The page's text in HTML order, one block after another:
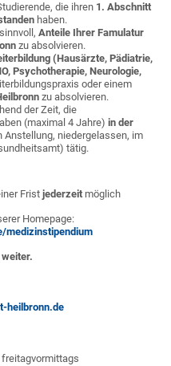
die ihren 1. Abschnitt
haben.
Anteile Ihrer Famulatur
zu absolvieren.
(Hausärzte, Pädiatrie,
Psychotherapie, Neurologie,
oder einem
zu absolvieren.
der Zeit, die
(maximal 4 Jahre)in der
Anstellung, niedergelassen, im
tätig.
Fristjederzeit möglich
Homepage:
medizinstipendium
heilbronn.de